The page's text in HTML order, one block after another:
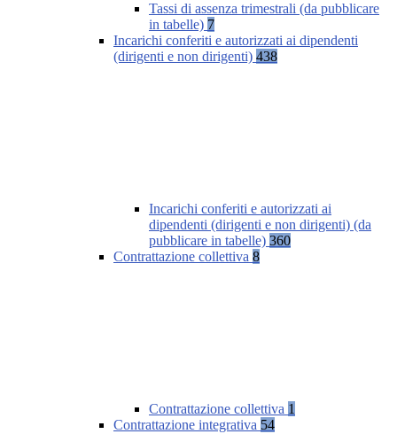
Tassi di assenza trimestrali (da pubblicare
in tabelle) 7
Incarichi conferiti e autorizzati ai dipendenti
(dirigenti e non dirigenti) 438
Incarichi conferiti e autorizzati ai
dipendenti (dirigenti e non dirigenti) (da
pubblicare in tabelle) 360
Contrattazione collettiva 8
Contrattazione collettiva 1
Contrattazione integrativa 54